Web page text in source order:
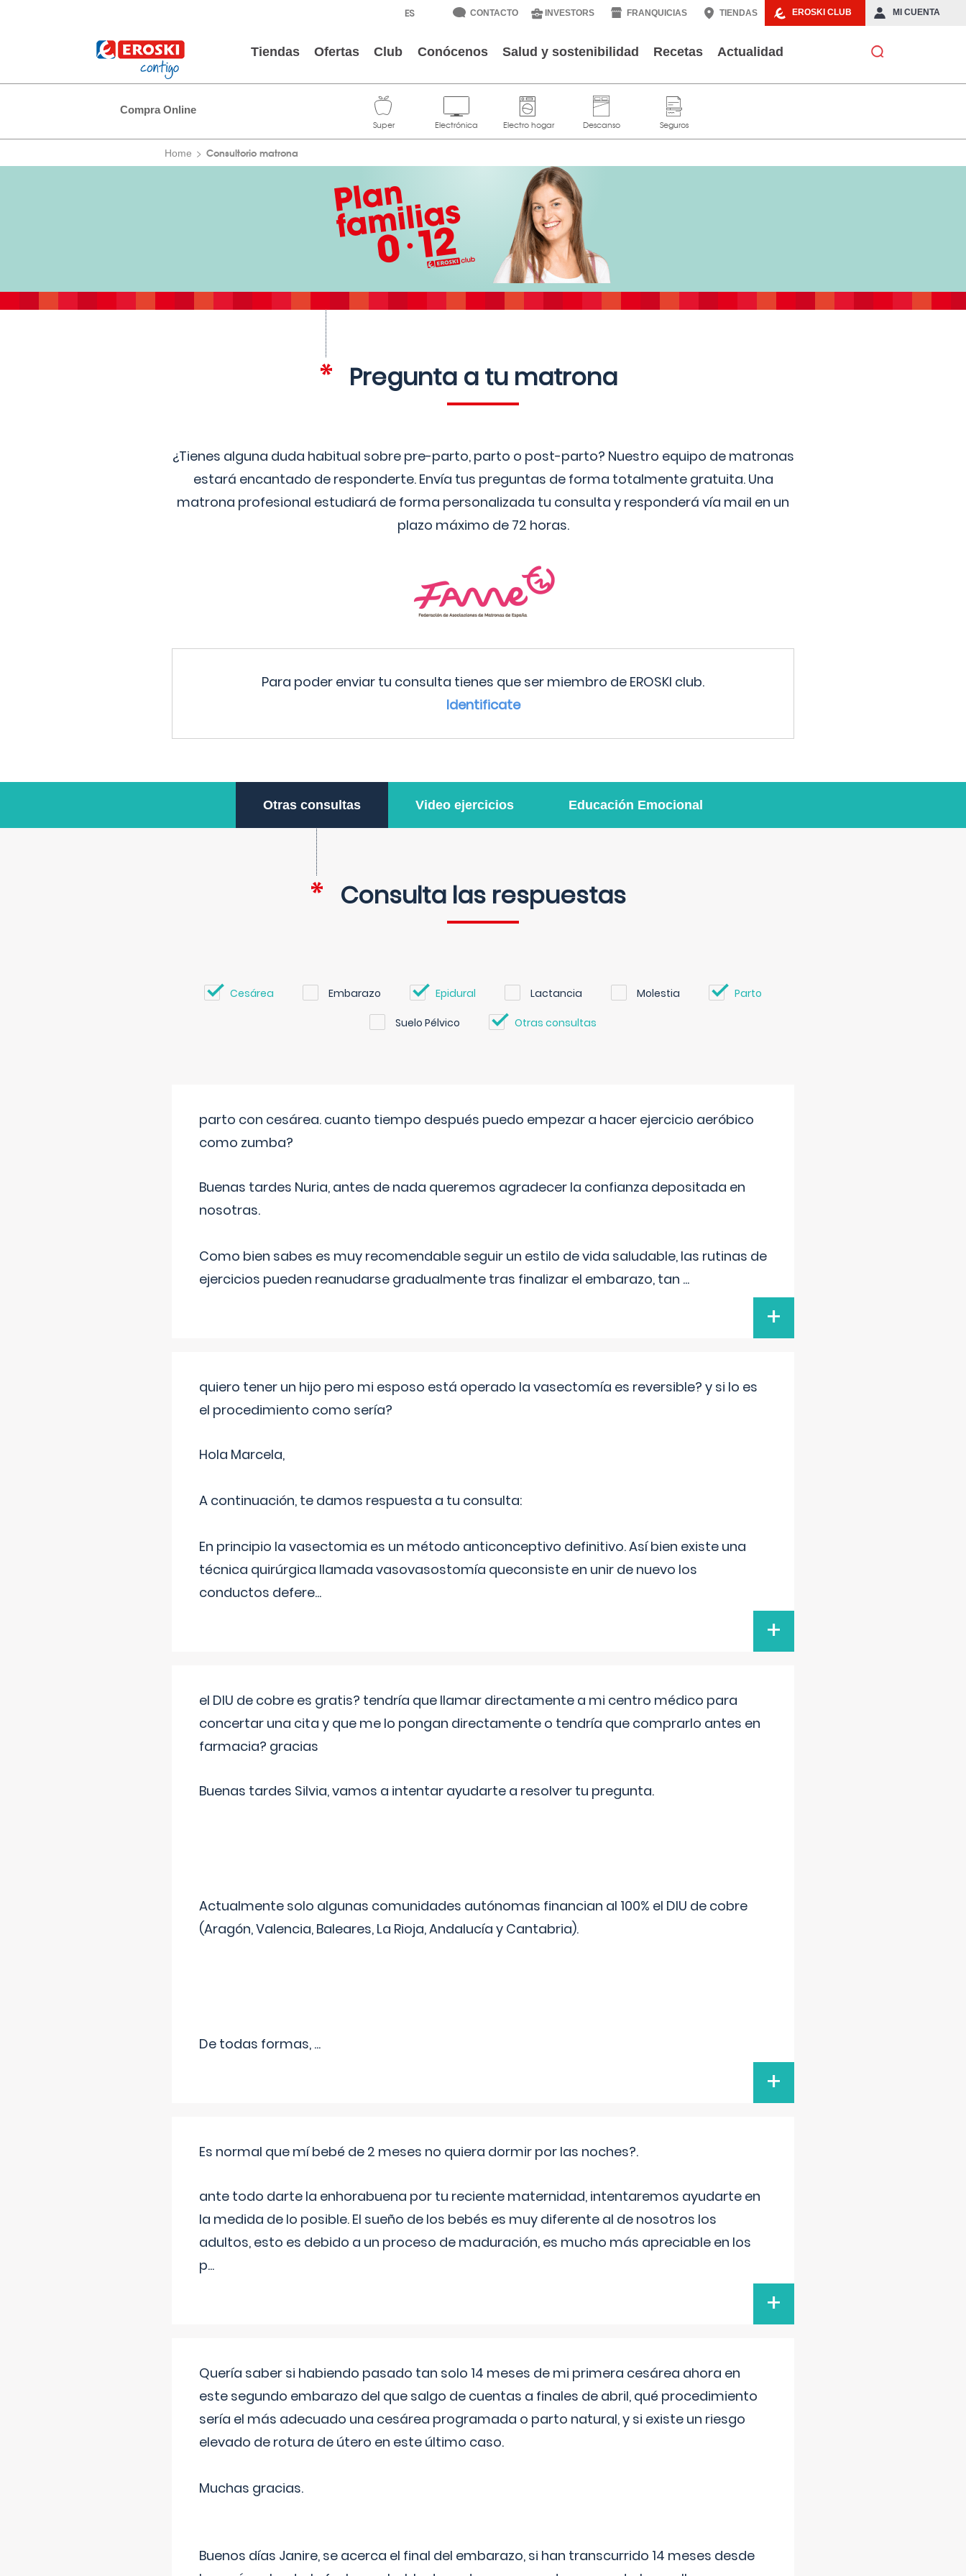
EROSKI CLUB MI CUENTA
CONTACTO INVESTORS FRANQUICIAS TIENDAS
Tiendas Ofertas Club Conócenos Salud y sostenibilidad Recetas Actualidad
Compra Online
Home Consultorio matrona
Pregunta a tu matrona
¿Tienes alguna duda habitual sobre pre-parto, parto o post-parto? Nuestro equipo de matronas
estará encantado de responderte. Envía tus preguntas de forma totalmente gratuita. Una
matrona profesional estudiará de forma personalizada tu consulta y responderá vía mail en un
plazo máximo de 72 horas.
Para poder enviar tu consulta tienes que ser miembro de EROSKI club.
Identificate
Otras consultas Video ejercicios Educación Emocional
Consulta las respuestas
Cesárea Embarazo Epidural Lactancia Molestia Parto
Suelo Pélvico Otras consultas
parto con cesárea. cuanto tiempo después puedo empezar a hacer ejercicio aeróbico
como zumba?
Buenas tardes Nuria, antes de nada queremos agradecer la confianza depositada en
nosotras.
Como bien sabes es muy recomendable seguir un estilo de vida saludable, las rutinas de
ejercicios pueden reanudarse gradualmente tras finalizar el embarazo, tan ...
+
quiero tener un hijo pero mi esposo está operado la vasectomía es reversible? y si lo es
el procedimiento como sería?
Hola Marcela,
A continuación, te damos respuesta a tu consulta:
En principio la vasectomia es un método anticonceptivo definitivo. Así bien existe una
técnica quirúrgica llamada vasovasostomía queconsiste en unir de nuevo los
conductos defere...
+
el DIU de cobre es gratis? tendría que llamar directamente a mi centro médico para
concertar una cita y que me lo pongan directamente o tendría que comprarlo antes en
farmacia? gracias
Buenas tardes Silvia, vamos a intentar ayudarte a resolver tu pregunta.
Actualmente solo algunas comunidades autónomas financian al 100% el DIU de cobre
(Aragón, Valencia, Baleares, La Rioja, Andalucía y Cantabria).
De todas formas, ...
+
Es normal que mí bebé de 2 meses no quiera dormir por las noches?.
ante todo darte la enhorabuena por tu reciente maternidad, intentaremos ayudarte en
la medida de lo posible. El sueño de los bebés es muy diferente al de nosotros los
adultos, esto es debido a un proceso de maduración, es mucho más apreciable en los
p...
+
Quería saber si habiendo pasado tan solo 14 meses de mi primera cesárea ahora en
este segundo embarazo del que salgo de cuentas a finales de abril, qué procedimiento
sería el más adecuado una cesárea programada o parto natural, y si existe un riesgo
elevado de rotura de útero en este último caso.
Muchas gracias.
Buenos días Janire, se acerca el final del embarazo, si han transcurrido 14 meses desde